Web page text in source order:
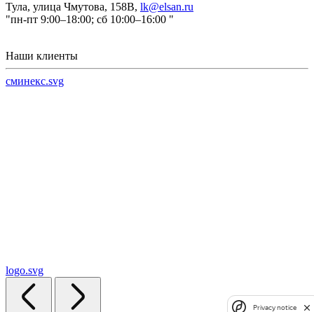
Тула, улица Чмутова, 158В, lk@elsan.ru
"пн-пт 9:00–18:00; сб 10:00–16:00 "
Наши клиенты
сминекс.svg
logo.svg
Privacy notice